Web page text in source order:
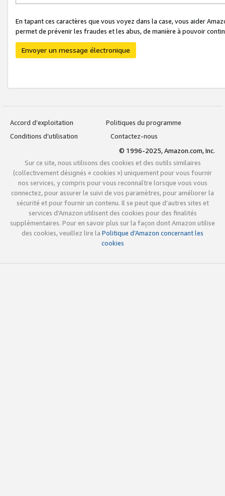
En tapant ces caractères que vous voyez dans la case, vous aider
permet de prévenir les fraudes et les abus, de manière à pouvoir
Envoyer un message électronique
Accord d’exploitation
Politiques du programme
Conditions d’utilisation
Contactez-nous
© 1996-2025, Amazon.com, Inc.
Sur ce site, nous utilisons des cookies et des outils similaires
(collectivement désignés « cookies ») uniquement pour vous fournir
nos services, y compris pour vous reconnaître lorsque vous vous
connectez, pour assurer le suivi de vos paramètres, pour améliorer la
sécurité et pour fournir un contenu. Il se peut que d’autres sites et
services d’Amazon utilisent des cookies pour des finalités
supplémentaires. Pour en savoir plus sur la façon dont Amazon utilise
des cookies, veuillez lire la Politique d’Amazon concernant les
cookies